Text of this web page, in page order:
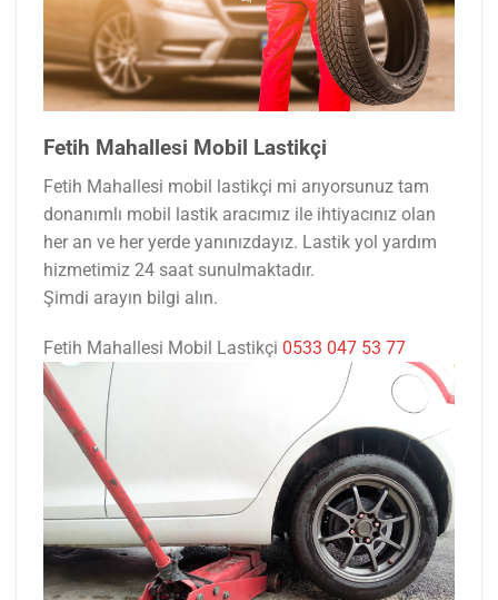
Fetih Mahallesi Mobil Lastikçi
Fetih Mahallesi mobil lastikçi mi arıyorsunuz tam
donanımlı mobil lastik aracımız ile ihtiyacınız olan
her an ve her yerde yanınızdayız. Lastik yol yardım
hizmetimiz 24 saat sunulmaktadır.
Şimdi arayın bilgi alın.
Fetih Mahallesi Mobil Lastikçi 0533 047 53 77